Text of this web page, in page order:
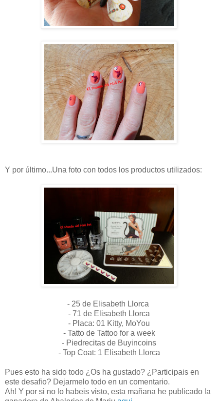
Y por último...Una foto con todos los productos utilizados:
- 25 de Elisabeth Llorca
- 71 de Elisabeth Llorca
- Placa: 01 Kitty, MoYou
- Tatto de Tattoo for a week
- Piedrecitas de Buyincoins
- Top Coat: 1 Elisabeth Llorca
Pues esto ha sido todo ¿Os ha gustado? ¿Participais en
este desafio? Dejarmelo todo en un comentario.
Ah! Y por si no lo habeis visto, esta mañana he publicado la